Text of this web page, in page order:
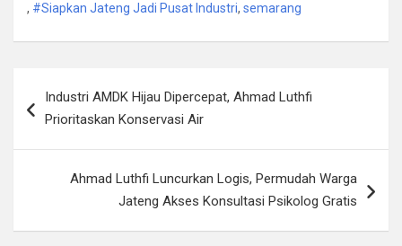
, #Siapkan Jateng Jadi Pusat Industri, semarang
posIndustri AMDK Hijau Dipercepat, Ahmad Luthfi
Prioritaskan Konservasi Air
Ahmad Luthfi Luncurkan Logis, Permudah Warga
Jateng Akses Konsultasi Psikolog Gratis